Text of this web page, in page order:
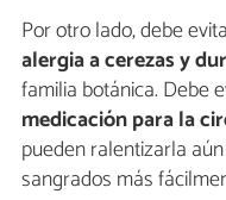
Por otro lado, debe
alergia a cerezas y
familia botánica. Debe
medicación para la
pueden ralentizarla
sangrados más